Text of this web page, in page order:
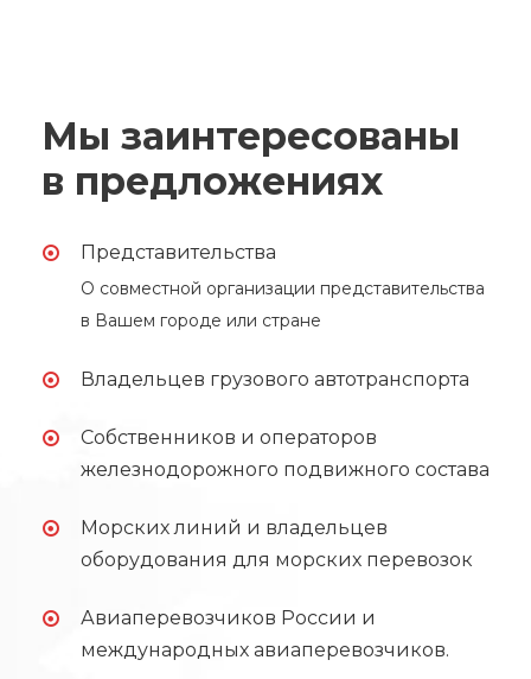
Мы заинтересованы
в предложениях
Представительства
О совместной организации представительства
в Вашем городе или стране
Владельцев грузового автотранспорта
Собственников и операторов
железнодорожного подвижного состава
Морских линий и владельцев
оборудования для морских перевозок
Авиаперевозчиков России и
международных авиаперевозчиков.